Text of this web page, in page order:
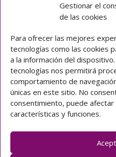
Gestionar el
de las cookies
Para ofrecer las mejores
tecnologías como las cookies
a la información del
tecnologías nos permitirá
comportamiento de
únicas en este sitio. No
consentimiento, puede
características y funciones.
Sobre la tienda
Inicio
Mi cuenta
Preguntas frecuentes
Colegio CLARET
Avda. Padre Claret 3
Teléfono: [+34] 921 42
Email: